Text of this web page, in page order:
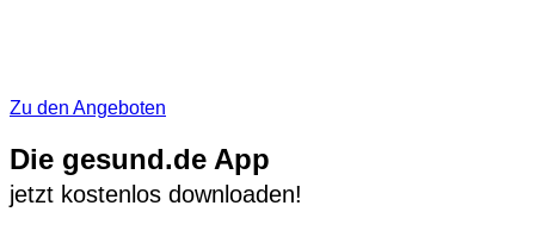
Zu den Angeboten
Die gesund.de App
jetzt kostenlos downloaden!